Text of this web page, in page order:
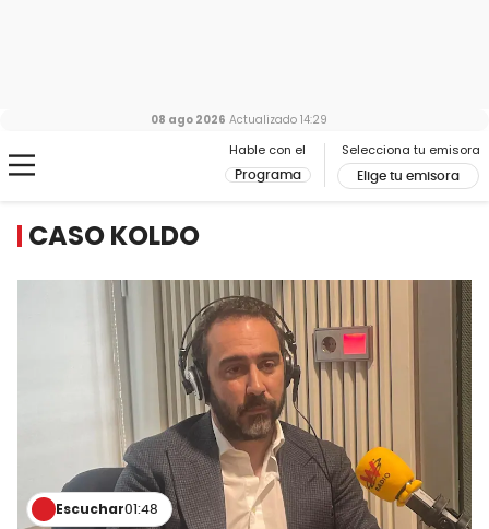
Hable con el
Programa
Selecciona tu emisora
Elige tu emisora
08 ago 2026 Actualizado 14:29
CASO KOLDO
Escuchar01:48